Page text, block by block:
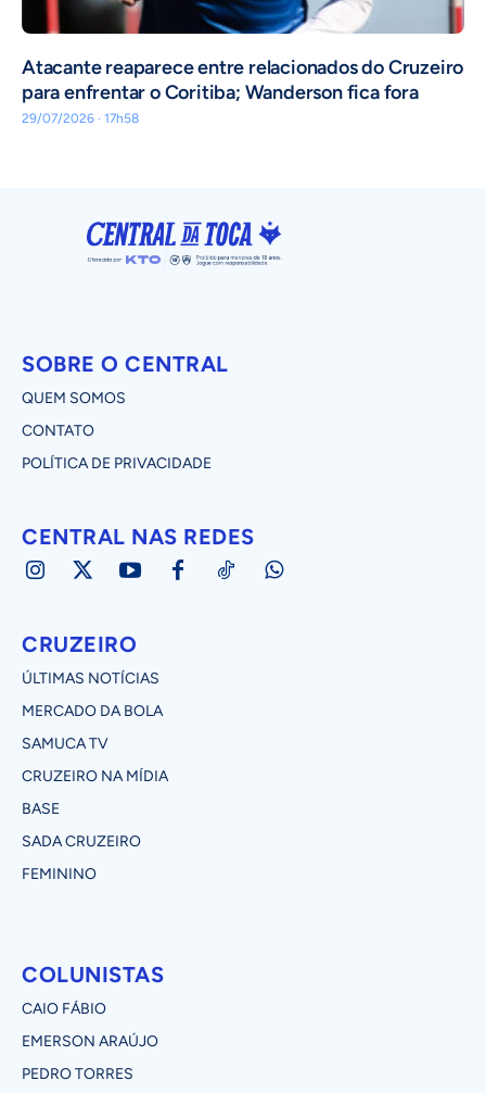
Atacante reaparece entre relacionados do Cruzeiro
para enfrentar o Coritiba; Wanderson fica fora
29/07/2026 · 17h58
SOBRE O CENTRAL
QUEM SOMOS
CONTATO
POLÍTICA DE PRIVACIDADE
CENTRAL NAS REDES
CRUZEIRO
ÚLTIMAS NOTÍCIAS
MERCADO DA BOLA
SAMUCA TV
CRUZEIRO NA MÍDIA
BASE
SADA CRUZEIRO
FEMININO
COLUNISTAS
CAIO FÁBIO
EMERSON ARAÚJO
PEDRO TORRES